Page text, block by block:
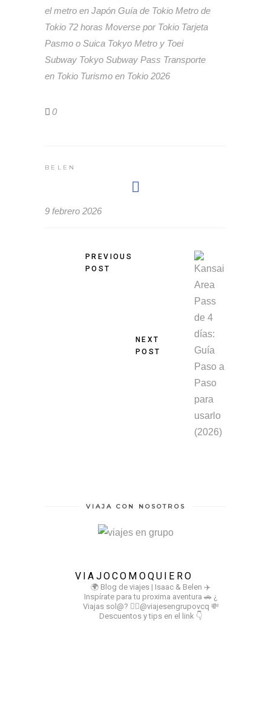
el metro en Japón Guía de Tokio Metro de
Tokio 72 horas Moverse por Tokio Tarjeta
Pasmo o Suica Tokyo Metro y Toei
Subway Tokyo Subway Pass Transporte
en Tokio Turismo en Tokio 2026
0
BELEN
9 febrero 2026
PREVIOUS
POST
NEXT
POST
VIAJA CON NOSOTROS
VIAJOCOMOQUIERO
🌍 Blog de viajes | Isaac & Belen ✈️
Inspírate para tu proxima aventura 🚗 ¿
Viajas sol@? 👉🏻@viajesengrupovcq 💸
Descuentos y tips en el link 👇